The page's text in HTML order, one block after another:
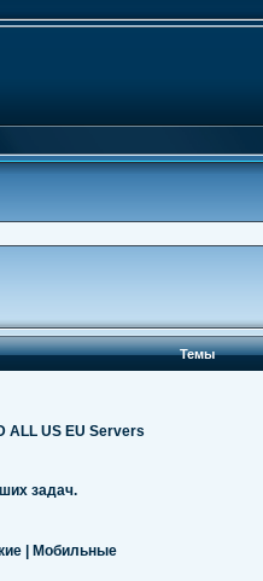
Темы
ALL US EU Servers
задач.
| Мобильные